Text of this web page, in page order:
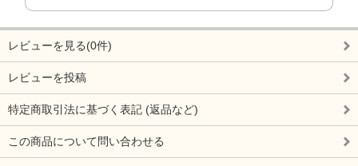
レビューを見る(0件)
レビューを投稿
特定商取引法に基づく表記 (返品など)
この商品について問い合わせる